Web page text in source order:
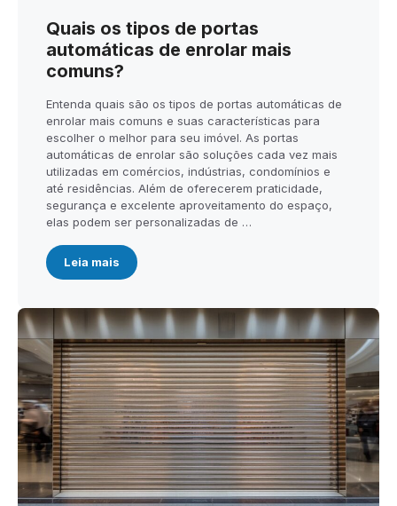
Quais os tipos de portas
automáticas de enrolar mais
comuns?
Entenda quais são os tipos de portas automáticas de
enrolar mais comuns e suas características para
escolher o melhor para seu imóvel. As portas
automáticas de enrolar são soluções cada vez mais
utilizadas em comércios, indústrias, condomínios e
até residências. Além de oferecerem praticidade,
segurança e excelente aproveitamento do espaço,
elas podem ser personalizadas de …
Leia mais